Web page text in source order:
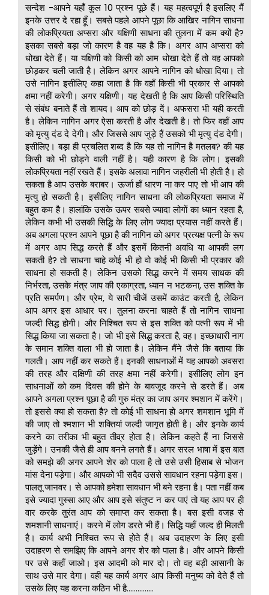
सन्देश -आपने यहाँ कुल 10 प्रश्न पूछे हैं। यह महत्वपूर्ण है इसलिए मैं
इनके उत्तर दे रहा हूँ। सबसे पहले आपने पूछा कि आखिर नागिन साधना
की लोकप्रियता अप्सरा और यक्षिणी साधना की तुलना में कम क्यों है?
इसका सबसे बड़ा जो कारण है वह यह है कि। अगर आप अप्सरा को
धोखा देते हैं। या यक्षिणी को किसी को आम धोखा देते हैं तो वह आपको
छोड़कर चली जाती है। लेकिन अगर आपने नागिन को धोखा दिया। तो
उसे नागिन इसीलिए कहा जाता है कि वहाँ किसी भी प्रकार से आपको
क्षमा नहीं करेगी। अगर यक्षिणी। यह देखती है कि आप किसी परिस्थिति
से संबंध बनाते हैं तो शायद। आप को छोड़ दें। अफसरा भी यही करती
है। लेकिन नागिन अगर ऐसा करती है और देखती है। तो फिर वहाँ आप
को मृत्यु दंड दे देगी। और जिससे आप जुड़े हैं उसको भी मृत्यु दंड देगी।
इसीलिए। बड़ा ही प्रचलित शब्द है कि यह तो नागिन है मतलब? की यह
किसी को भी छोड़ने वाली नहीं है। यही कारण है कि लोग। इसकी
लोकप्रियता नहीं रखते हैं। इसके अलावा नागिन जहरीली भी होती है। हो
सकता है आप उसके बराबर। ऊर्जा हाँ धारण ना कर पाए तो भी आप की
मृत्यु हो सकती है। इसीलिए नागिन साधना की लोकप्रियता समाज में
बहुत कम है। हालांकि उसके ऊपर सबसे ज्यादा लोगों का ध्यान रहता है,
लेकिन कभी भी उसकी सिद्धि के लिए लोग ज्यादा प्रयास नहीं करते हैं।
अब अगला प्रश्न आपने पूछा है की नागिन को अगर प्रत्यक्ष पत्नी के रूप
में अगर आप सिद्ध करते हैं और इसमें कितनी अवधि या आपकी लग
सकती है? तो साधना चाहे कोई भी हो वो कोई भी किसी भी प्रकार की
साधना हो सकती है। लेकिन उसको सिद्ध करने में समय साधक की
निर्भरता, उसके मंत्र जाप की एकाग्रता, ध्यान न भटकना, उस शक्ति के
प्रति समर्पण। और प्रेम, ये सारी चीजें उसमें काउंट करती है, लेकिन
आप अगर इस आधार पर। तुलना करना चाहते हैं तो नागिन साधना
जल्दी सिद्ध होगी। और निश्चित रूप से इस शक्ति को पत्नी रूप में भी
सिद्ध किया जा सकता है। जो भी इसे सिद्ध करता है, वह। इच्छाधारी नाग
के समान शक्ति वाला भी हो जाता है। लेकिन मैंने जैसे कि बताया कि
गलती। आप नहीं कर सकते हैं। इनकी साधनाओं में यह आपको अवसरा
की तरह और दक्षिणी की तरह क्षमा नहीं करेगी। इसीलिए लोग इन
साधनाओं को कम दिवस की होने के बावजूद करने से डरते हैं। अब
आपने अगला प्रश्न पूछा है की गुरु मंत्र का जाप अगर श्मशान में करेंगे।
तो इससे क्या हो सकता है? तो कोई भी साधना हो अगर शमशान भूमि में
की जाए तो श्मशान भी शक्तियां जल्दी जागृत होती है। और इनके कार्य
करने का तरीका भी बहुत तीव्र होता है। लेकिन कहते हैं ना जिससे
जुड़ेंगे। उनकी जैसे ही आप बनने लगते हैं। अगर सरल भाषा में इस बात
को समझे की अगर आपने शेर को पाला है तो उसे उसी हिसाब से भोजन
मांस देना पड़ेगा। और आपको भी सदैव उससे सावधान रहना पड़ेगा इस।
पालतू जानवर। से आपको हमेशा सावधान भी बने रहना है। पता नहीं कब
इसे ज्यादा गुस्सा आए और आप इसे संतुष्ट न कर पाएं तो यह आप पर ही
वार करके तुरंत आप को समाप्त कर सकता है। बस इसी वजह से
शमशानी साधनाएं। करने में लोग डरते भी हैं। सिद्धि यहाँ जल्द ही मिलती
है। कार्य अभी निश्चित रूप से होते हैं। अब उदाहरण के लिए इसी
उदाहरण से समझिए कि आपने अगर शेर को पाला है। और आपने किसी
पर उसे कहाँ जाओ। इस आदमी को मार दो। तो वह बड़ी आसानी के
साथ उसे मार देगा। वही यह कार्य अगर आप किसी मनुष्य को देते हैं तो
उसके लिए यह करना कठिन भी है……………